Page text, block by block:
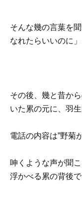
そんな幾の言葉を
なれたらいいのに」
その後、幾と昔か
いた累の元に、羽
電話の内容は”野菊
呻くような声が聞
浮かべる累の背後